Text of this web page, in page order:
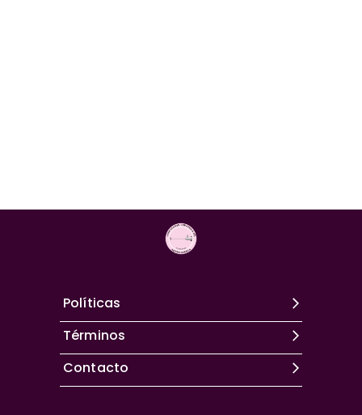
Políticas
Términos
Contacto